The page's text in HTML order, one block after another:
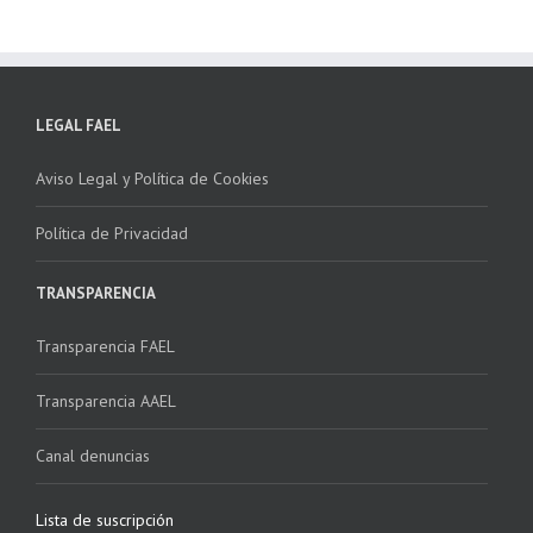
LEGAL FAEL
Aviso Legal y Política de Cookies
Política de Privacidad
TRANSPARENCIA
Transparencia FAEL
Transparencia AAEL
Canal denuncias
Lista de suscripción